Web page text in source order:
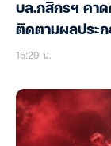
บล.กสิกรฯ คา
ติดตามผลประ
15:29 น.